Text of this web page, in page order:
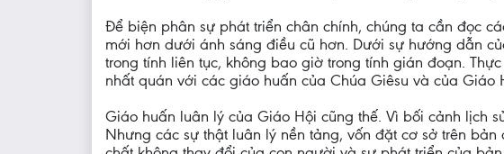
Để biện phân sự phát triển chân chính, chúng ta cần đọc
mới hơn dưới ánh sáng điều cũ hơn. Dưới sự hướng dẫn
trong tính liên tục, không bao giờ trong tính gián đoạn.
nhất quán với các giáo huấn của Chúa Giêsu và của Giáo
Giáo huấn luân lý của Giáo Hội cũng thế. Vì bối cảnh lịch
Nhưng các sự thật luân lý nền tảng, vốn đặt cơ sở trên